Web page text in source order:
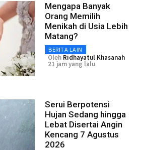
Mengapa Banyak
Orang Memilih
Menikah di Usia Lebih
Matang?
BERITA LAIN
Oleh Ridhayatul Khasanah
21 jam yang lalu
Serui Berpotensi
Hujan Sedang hingga
Lebat Disertai Angin
Kencang 7 Agustus
2026